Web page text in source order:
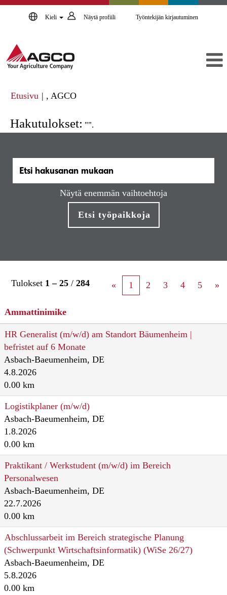
Kieli Näytä profiili Työntekijän kirjautuminen
Etusivu | , AGCO(nykyinen
Hakutulokset: "".
Näytä enemmän vaihtoehtoja
Tulokset 1 – 25 / 284 « 1 2 3 4 5 »
Ammattinimike
HR Generalist (m/w/d) am Standort Bäumenheim |
befristet auf 6 Monate
Asbach-Baeumenheim, DE
4.8.2026
0.00 km
Logistikplaner (m/w/d)
Asbach-Baeumenheim, DE
1.8.2026
0.00 km
Praktikant / Werkstudent (m/w/d) im Bereich
Personalwesen
Asbach-Baeumenheim, DE
22.7.2026
0.00 km
Abschlussarbeit im Bereich strategische Planung
(Schwerpunkt Wirtschaftsinformatik) (WiSe 26/27)
Asbach-Baeumenheim, DE
5.8.2026
0.00 km